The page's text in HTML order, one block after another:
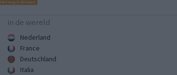
in de wereld
Nederland
France
Deutschland
Italia